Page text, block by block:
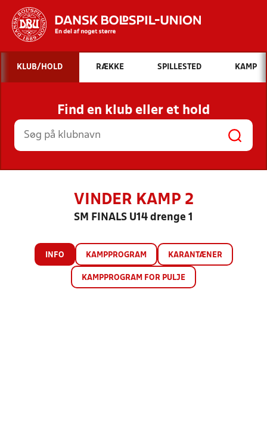
Hvad vil du søge efter?
INDHOLD OG NYHEDER
STILLINGER, RESULTATER, KLUBBER OG
HOLD
KLUB/HOLD RÆKKE SPILLESTED KAMP
Find en klub eller et hold
VINDER KAMP 2
SM FINALS U14 drenge 1
INFO KAMPPROGRAM KARANTÆNER
KAMPPROGRAM FOR PULJE